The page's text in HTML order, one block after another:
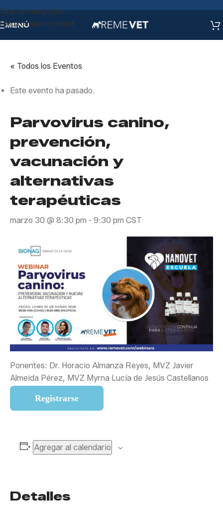
Skip to navigation
Skip to main content
MENÚ
« Todos los Eventos
Este evento ha pasado.
Parvovirus canino,
prevención,
vacunación y
alternativas
terapéuticas
marzo 30 @ 8:30 pm - 9:30 pm CST
Ponentes: Dr. Horacio Almanza Reyes, MVZ Javier
Almeida Pérez, MVZ Myrna Lucía de Jesús Castellanos
Registrarse
Agregar al calendario
Detalles